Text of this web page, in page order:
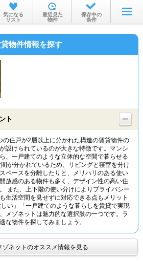
お部屋を探す
沿線・駅から
物件特集から
TOP
気になる
リスト
最近見た
物件
保存中の
条件
物件情報を探す
ト
の住戸が2層以上に分かれた構造の賃貸物件の
設けられているのが大きな特徴です。マンシ
、一戸建てのような立体的な空間で暮らせる
が分かれているため、リビングと寝室を分け
ペースを分離したりと、メリハリのある使い
放感のある物件も多く、デザイン性の高い住
また、上下階の使い分けによりプライバシー
生活空間を見せずに対応できる点もメリット
い」「一戸建てのような暮らしを賃貸で実現
メゾネットは魅力的な選択肢の一つです。ラ
な物件を探してみましょう。
ゾネットのオススメ情報を見る